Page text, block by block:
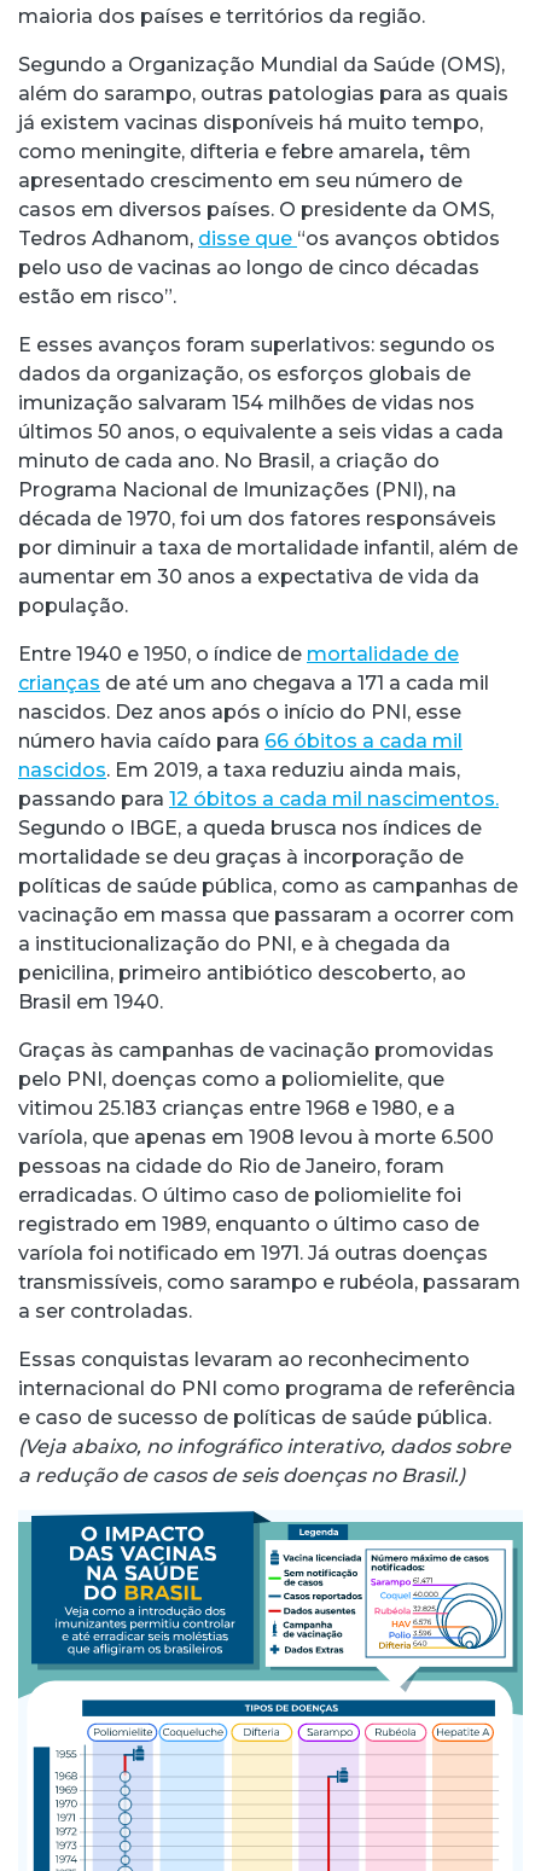
maioria dos países e territórios da região.
Segundo a Organização Mundial da Saúde (OMS),
além do sarampo, outras patologias para as quais
já existem vacinas disponíveis há muito tempo,
como meningite, difteria e febre amarela, têm
apresentado crescimento em seu número de
casos em diversos países. O presidente da OMS,
Tedros Adhanom, disse que “os avanços obtidos
pelo uso de vacinas ao longo de cinco décadas
estão em risco”.
E esses avanços foram superlativos: segundo os
dados da organização, os esforços globais de
imunização salvaram 154 milhões de vidas nos
últimos 50 anos, o equivalente a seis vidas a cada
minuto de cada ano. No Brasil, a criação do
Programa Nacional de Imunizações (PNI), na
década de 1970, foi um dos fatores responsáveis
por diminuir a taxa de mortalidade infantil, além de
aumentar em 30 anos a expectativa de vida da
população.
Entre 1940 e 1950, o índice de mortalidade de
crianças de até um ano chegava a 171 a cada mil
nascidos. Dez anos após o início do PNI, esse
número havia caído para 66 óbitos a cada mil
nascidos. Em 2019, a taxa reduziu ainda mais,
passando para 12 óbitos a cada mil nascimentos.
Segundo o IBGE, a queda brusca nos índices de
mortalidade se deu graças à incorporação de
políticas de saúde pública, como as campanhas de
vacinação em massa que passaram a ocorrer com
a institucionalização do PNI, e à chegada da
penicilina, primeiro antibiótico descoberto, ao
Brasil em 1940.
Graças às campanhas de vacinação promovidas
pelo PNI, doenças como a poliomielite, que
vitimou 25.183 crianças entre 1968 e 1980, e a
varíola, que apenas em 1908 levou à morte 6.500
pessoas na cidade do Rio de Janeiro, foram
erradicadas. O último caso de poliomielite foi
registrado em 1989, enquanto o último caso de
varíola foi notificado em 1971. Já outras doenças
transmissíveis, como sarampo e rubéola, passaram
a ser controladas.
Essas conquistas levaram ao reconhecimento
internacional do PNI como programa de referência
e caso de sucesso de políticas de saúde pública.
(Veja abaixo, no infográfico interativo, dados sobre
a redução de casos de seis doenças no Brasil.)